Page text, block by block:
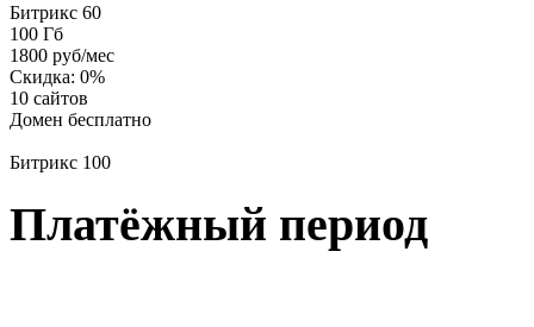
Битрикс 60
100 Гб
1800 руб/мес
Скидка: 0%
10 сайтов
Домен бесплатно
Битрикс 100
Платёжный период